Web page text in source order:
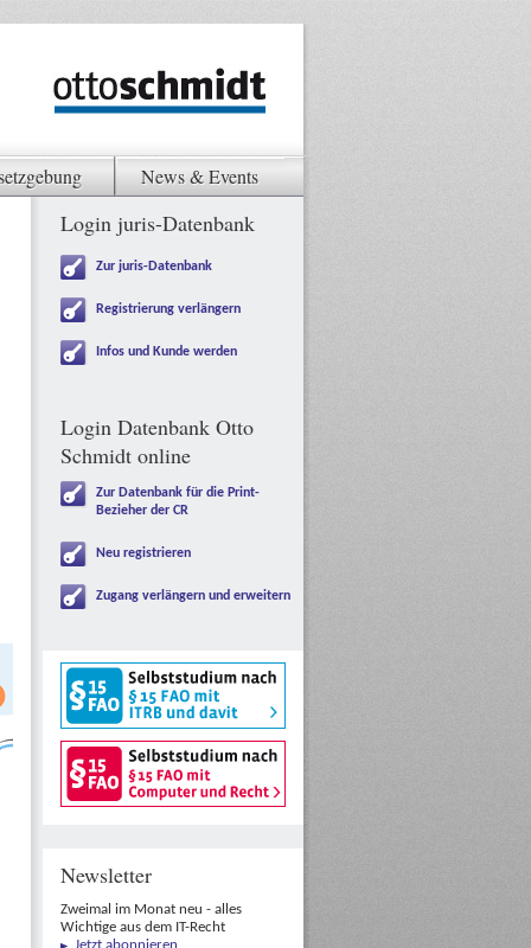
News & Events
Login juris-Datenbank
Zur juris-Datenbank
Registrierung verlängern
Infos und Kunde werden
Login Datenbank Otto
Schmidt online
Zur Datenbank für die Print-
Bezieher der CR
Neu registrieren
Zugang verlängern und erweitern
Newsletter
Zweimal im Monat neu - alles
Wichtige aus dem IT-Recht